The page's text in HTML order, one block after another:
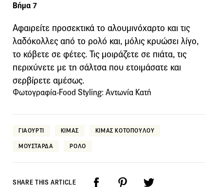
Βήμα 7
Αφαιρείτε προσεκτικά το αλουμινόχαρτο και τις
λαδόκολλες από το ρολό και, μόλις κρυώσει λίγο,
το κόβετε σε φέτες. Τις μοιράζετε σε πιάτα, τις
περιχύνετε με τη σάλτσα που ετοιμάσατε και
σερβίρετε αμέσως.
Φωτογραφία-Food Styling: Αντωνία Κατή
ΓΙΑΟΥΡΤΙ ΚΙΜΑΣ ΚΙΜΑΣ ΚΟΤΟΠΟΥΛΟΥ
ΜΟΥΣΤΑΡΔΑ ΡΟΛΟ
SHARE THIS ARTICLE